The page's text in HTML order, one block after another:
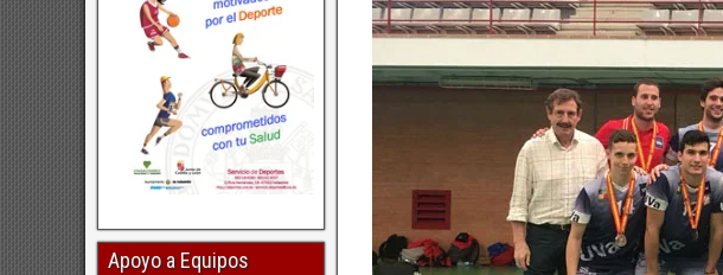
Apoyo a Equipos